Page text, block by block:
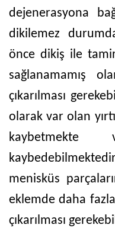
dejenerasyona
dikilemez
önce dikiş ile
sağlanamamış
çıkarılması
olarak var olan
menisküs
eklemde daha
çıkarılması